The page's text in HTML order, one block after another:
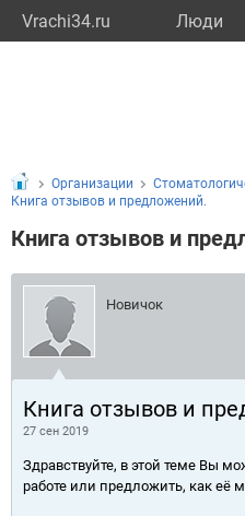
Vrachi34.ru Люди
Организации
Книга отзывов и предложений.
Книга отзывов и
Новичок
Книга отзывов и
27 сен 2019
Здравствуйте, в этой теме Вы
работе или предложить, как её